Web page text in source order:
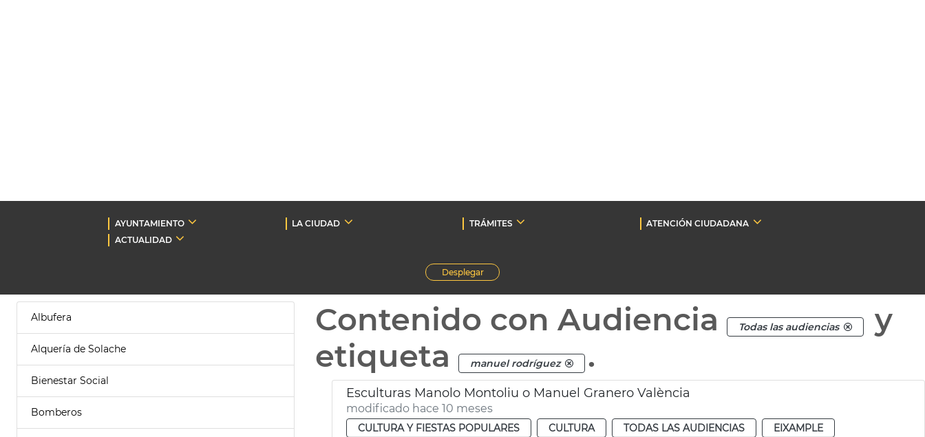
AYUNTAMIENTO LA CIUDAD TRÁMITES
ATENCIÓN CIUDADANA
ACTUALIDAD
Desplegar
Albufera
Alquería de Solache
Bienestar Social
Bomberos
Contenido con Audiencia Todas las audiencias
y
etiqueta
manuel rodríguez .
Esculturas Manolo Montoliu o Manuel Granero València
modificado hace 10 meses
CULTURA Y FIESTAS POPULARES CULTURA TODAS LAS AUDIENCIAS
EIXAMPLE